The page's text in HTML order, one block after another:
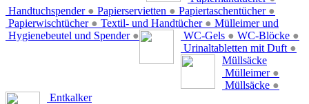
Handtuchspender ● Papierservietten ● Papiertaschentücher ●
Papierwischtücher ● Textil- und Handtücher ●
Hygienebeutel und Spender ● WC-Gels ● WC-Blöcke ●
Urinaltabletten mit Duft ●
Mülleimer und
Müllsäcke
Mülleimer ●
Müllsäcke ●
Entkalker